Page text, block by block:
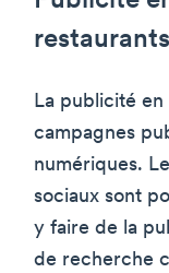
restaurants
La publicité en
campagnes
numériques.
sociaux sont
y faire de la
de recherche